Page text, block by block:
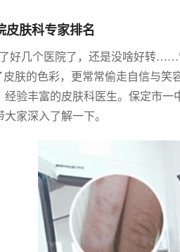
皮肤科专家排名
好几个医院了，还是没啥好转
皮肤的色彩，更常常偷走自信与笑
经验丰富的皮肤科医生。保定市
家深入了解一下。